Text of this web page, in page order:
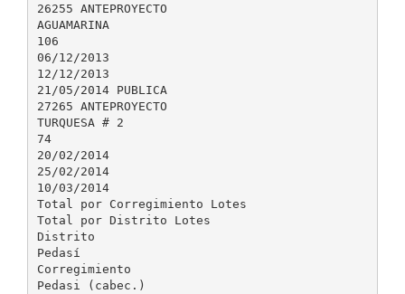
26255 ANTEPROYECTO
AGUAMARINA
106
06/12/2013
12/12/2013
21/05/2014 PUBLICA
27265 ANTEPROYECTO
TURQUESA # 2
74
20/02/2014
25/02/2014
10/03/2014
Total por Corregimiento Lotes
Total por Distrito Lotes
Distrito
Pedasí
Corregimiento
Pedasi (cabec.)